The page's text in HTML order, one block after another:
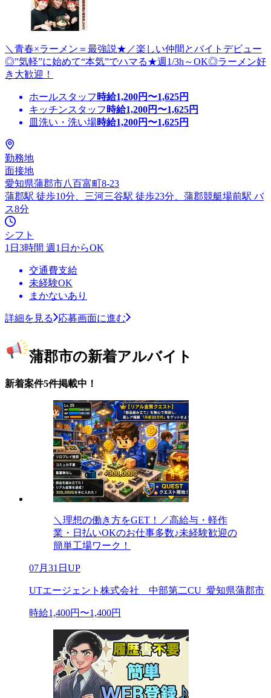
＼青春×ラーメン＝最強説★／楽しい仲間とバイトデビュー
◎”気軽”に始めて“本気”でハマる★週1/3h～OK◎ラーメン好
き大歓迎！
ホールスタッフ 時給1,200円〜1,625円
キッチンスタッフ 時給1,200円〜1,625円
皿洗い・洗い場時給1,200円〜1,625円
勤務地
面接地
愛知県蒲郡市八百富町8-23
蒲郡駅 徒歩10分、三河三谷駅 徒歩23分、蒲郡競艇場前駅 バ
ス8分
シフト
1日3時間 週1日からOK
交通費支給
未経験OK
まかないあり
詳細を見る 応募画面に進む
蒲郡市の新着アルバイト
新着案件5件掲載中！
＼理想の働き方をGET！／高給与・軽作
業・日払いOKのお仕事多数♪未経験歓迎の
簡単工場ワーク！
07月31日UP
UTエージェント株式会社 中部第二CU_愛知県蒲郡市
時給1,400円〜1,400円